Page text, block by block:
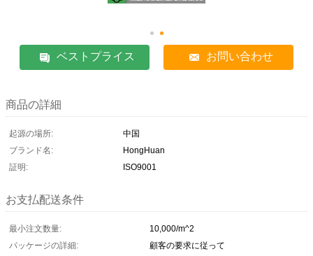
ベストプライス お問い合わせ
商品の詳細
起源の場所:
中国
ブランド名:
HongHuan
証明:
ISO9001
お支払配送条件
最小注文数量:
10,000/m^2
パッケージの詳細:
顧客の要求に従って